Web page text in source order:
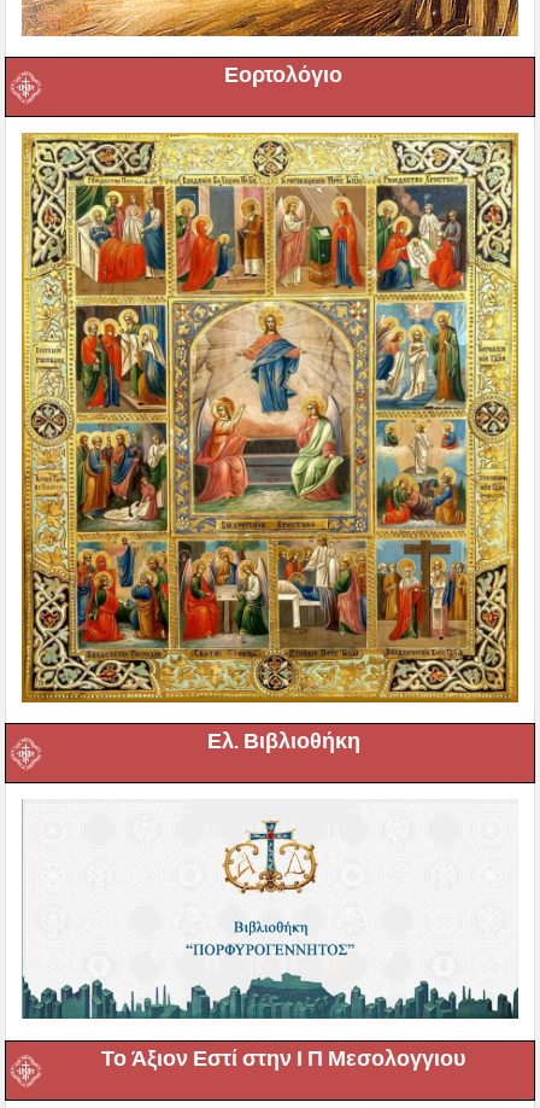
Εορτολόγιο
Ελ. Βιβλιοθήκη
Το Άξιον Εστί στην Ι Π Μεσολογγιου